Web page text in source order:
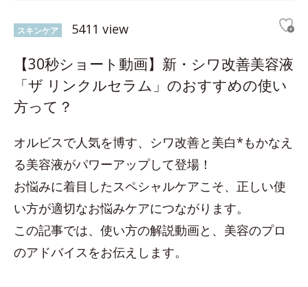
スキンケア 5411 view
【30秒ショート動画】新・シワ改善美容液
「ザ リンクルセラム」のおすすめの使い
方って？
オルビスで人気を博す、シワ改善と美白*もかなえ
る美容液がパワーアップして登場！
お悩みに着目したスペシャルケアこそ、正しい使
い方が適切なお悩みケアにつながります。
この記事では、使い方の解説動画と、美容のプロ
のアドバイスをお伝えします。